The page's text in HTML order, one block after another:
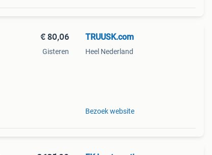
€ 80,06
Gisteren
TRUUSK.com
Heel Nederland
Bezoek website